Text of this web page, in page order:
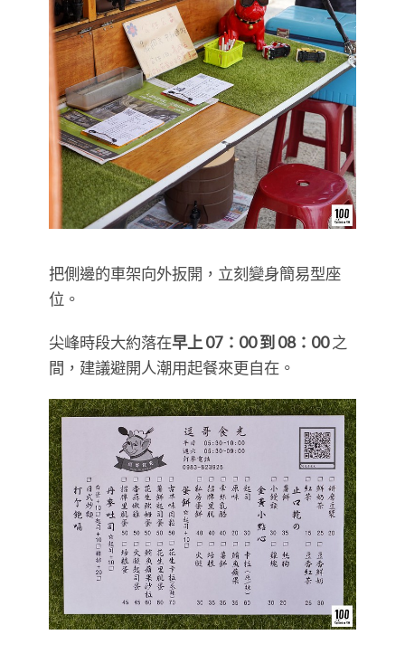
把側邊的車架向外扳開，立刻變身簡易型座
位。
尖峰時段大約落在早上 07：00 到 08：00之
間，建議避開人潮用起餐來更自在。